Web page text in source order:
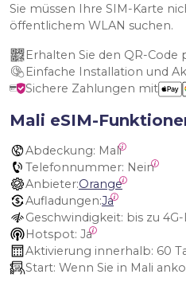
Sie müssen Ihre SIM-Karte
öffentlichem WLAN suchen.
Erhalten Sie den QR-Code
Einfache Installation und
Sichere Zahlungen mit
Mali eSIM-
Abdeckung: Mali
Telefonnummer: Nein
Anbieter:Orange
Aufladungen:Ja
Geschwindigkeit: bis zu 4G-
Hotspot: Ja
Aktivierung innerhalb: 60
Start: Wenn Sie in Mali